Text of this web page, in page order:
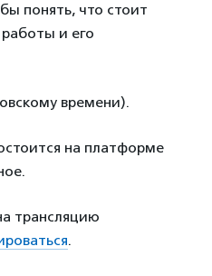
понять, что стоит
и его
времени).
на платформе
трансляцию
.